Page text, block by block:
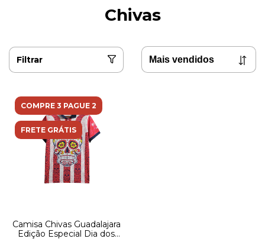
Chivas
Filtrar
COMPRE 3 PAGUE 2
FRETE GRÁTIS
Camisa Chivas Guadalajara
Edição Especial Dia dos